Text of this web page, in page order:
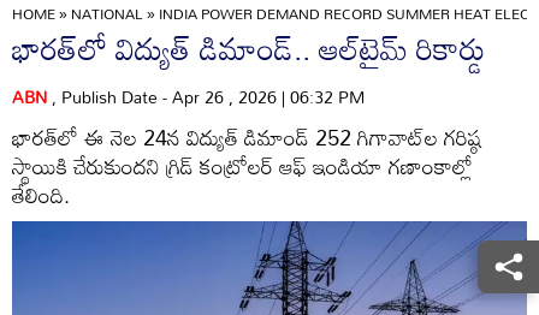
HOME»NATIONAL»INDIA POWER DEMAND RECORD SUMMER HEAT
భారత్‌లో విద్యుత్ డిమాండ్.. ఆల్‌టైమ్ రికార్డు
ABN, Publish Date - Apr 26 , 2026 | 06:32 PM
భారత్‌లో ఈ నెల 24న విద్యుత్ డిమాండ్ 252 గిగావాట్‌ల గరిష్ఠ
స్థాయికి చేరుకుందని గ్రిడ్ కంట్రోలర్ ఆఫ్ ఇండియా గణాంకాల్లో
తేలింది.